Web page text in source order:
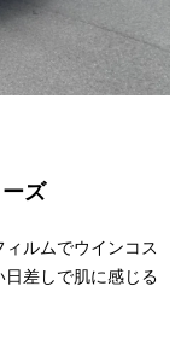
ズ
ルムでウインコス
差しで肌に感じる